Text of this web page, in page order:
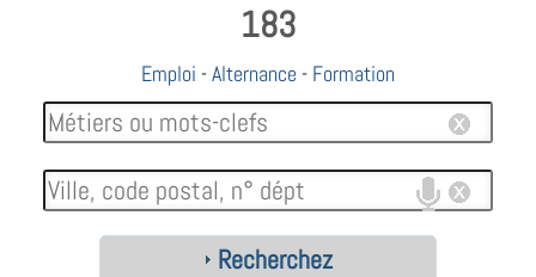
183
Emploi -Alternance - Formation
Recherchez